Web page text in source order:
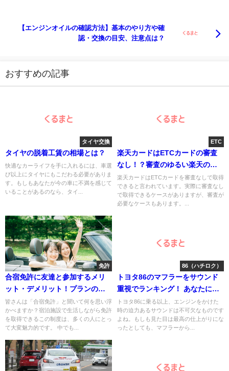
【エンジンオイルの確認方法】基本のやり方や確
認・交換の目安、注意点は？
おすすめの記事
タイヤ交換
タイヤの脱着工賃の相場とは？
快適なカーライフを手に入れるには、車選
び以上にタイヤにもこだわる必要がありま
す。もしもあなたが今の車に不満を感じて
いることがあるのなら、タイ...
ETC
楽天カードはETCカードの審査
なし！？審査のゆるい楽天の狙
いとは
楽天カードはETCカードを審査なしで取得
できると言われています。実際に審査なし
で取得できるケースがありますが、審査が
必要なケースもあります。...
免許
合宿免許に友達と参加するメリ
ット・デメリット！プランの選
び方から注意点まで解説
皆さんは「合宿免許」と聞いて何を思い浮
かべますか？宿泊施設で生活しながら免許
を取得できるこの制度は、多くの人にとっ
て大変魅力的です。 中でも...
86（ハチロク）
トヨタ86のマフラーをサウンド
重視でランキング！ あなたに合
うマフラーは？
トヨタ86に乗る以上、エンジンをかけた
時の迫力あるサウンドは不可欠なものです
よね。もしも見た目は最高の仕上がりにな
ったとしても、マフラーから...